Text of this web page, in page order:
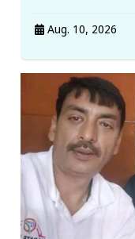
Aug. 10, 2026